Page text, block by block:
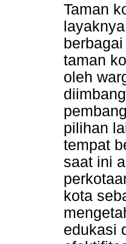
Taman
taman
oleh
pilihan
tempat
saat ini
kota
edukasi